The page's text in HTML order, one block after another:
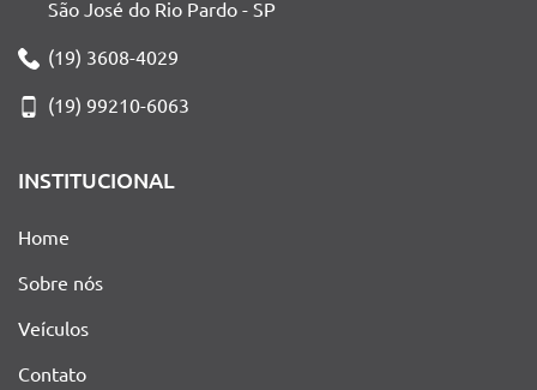
São José do Rio Pardo - SP
(19) 3608-4029
(19) 99210-6063
INSTITUCIONAL
Home
Sobre nós
Veículos
Contato